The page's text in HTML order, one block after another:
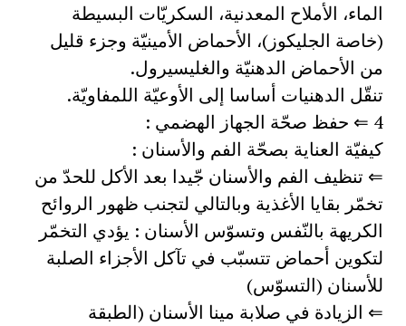
الماء، الأملاح المعدنية، السكريّات البسيطة
(خاصة الجليكوز)، الأحماض الأمينيّة وجزء قليل
من الأحماض الدهنيّة والغليسيرول.
تنقّل الدهنيات أساسا إلى الأوعيّة اللمفاويّة.
4 ⇐ حفظ صحّة الجهاز الهضمي :
كيفيّة العناية بصحّة الفم والأسنان :
⇐ تنظيف الفم والأسنان جّيدا بعد الأكل للحدّ من
تخمّر بقايا الأغذية وبالتالي لتجنب ظهور الروائح
الكريهة بالنّفس وتسوّس الأسنان : يؤدي التخمّر
لتكوين أحماض تتسبّب في تآكل الأجزاء الصلبة
للأسنان (التسوّس)
⇐ الزيادة في صلابة مينا الأسنان (الطبقة